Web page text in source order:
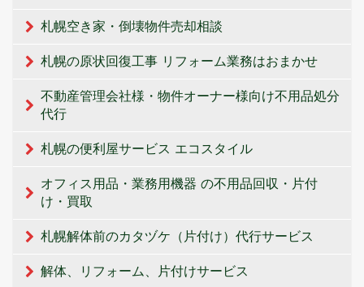
札幌空き家・倒壊物件売却相談
札幌の原状回復工事 リフォーム業務はおまかせ
不動産管理会社様・物件オーナー様向け不用品処分
代行
札幌の便利屋サービス エコスタイル
オフィス用品・業務用機器 の不用品回収・片付
け・買取
札幌解体前のカタヅケ（片付け）代行サービス
解体、リフォーム、片付けサービス